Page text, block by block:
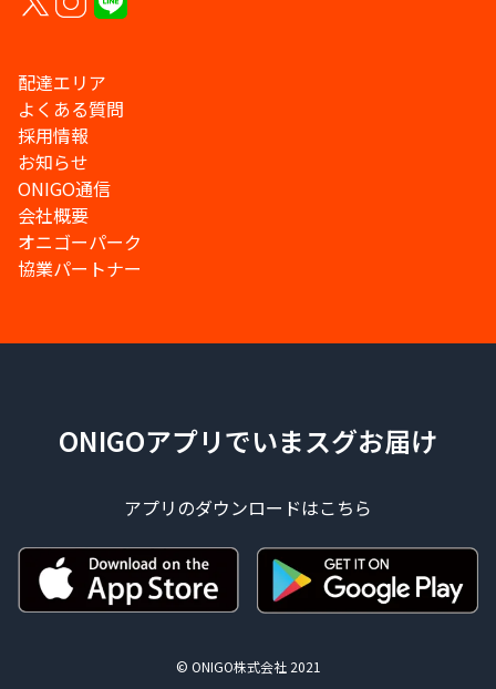
配達エリア
よくある質問
採用情報
お知らせ
ONIGO通信
会社概要
オニゴーパーク
協業パートナー
ONIGOアプリでいまスグお届け
アプリのダウンロードはこちら
© ONIGO株式会社 2021